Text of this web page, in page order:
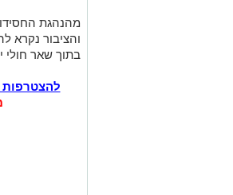
מהנהגת
והציבור נקרא
בתוך שאר חולי
להצטרפות